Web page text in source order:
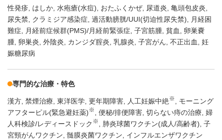
性発疹 はしか 水疱瘡(水痘) おたふくかぜ 尿道炎 亀頭包皮炎
尿失禁
クラミジア感染症 過活動膀胱/UUI(切迫性尿失禁)
月経困
難症
月経前症候群(PMS)/月経前緊張症 子宮筋腫 貧血
卵巣嚢
腫 卵巣炎 外陰炎 カンジダ腟炎 乳腺炎 子宮がん 不正出血
妊
娠糖尿病
専門的な治療・特色
漢方 禁煙治療 東洋医学 更年期障害 人工妊娠中絶※
モーニング
アフターピル(緊急避妊薬)※ 便秘/排便障害 切らない痔の治療 婦
人科検診/レディースドック ※ 肺炎球菌ワクチン(成人/高齢者) 子
宮頸がんワクチン 髄膜炎菌ワクチン
インフルエンザワクチン